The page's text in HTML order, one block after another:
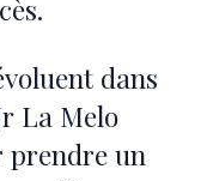
dans
La Melo
prendre un